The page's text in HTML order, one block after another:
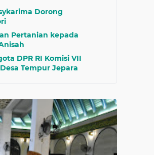
Dorong
Pertanian kepada
DPR RI Komisi VII
Tempur Jepara